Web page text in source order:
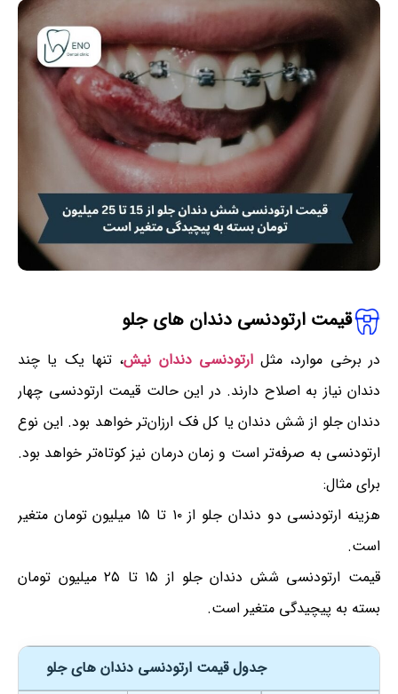
قیمت ارتودنسی دندان های جلو
در برخی موارد، مثلارتودنسی دندان نیش، تنها یک یا چند
دندان نیاز به اصلاح دارند. در این حالت قیمت ارتودنسی چهار
دندان جلو از شش دندان یا کل فک ارزان‌تر خواهد بود. این نوع
ارتودنسی به صرفه‌تر است و زمان درمان نیز کوتاه‌تر خواهد بود.
برای مثال:
هزینه ارتودنسی دو دندان جلو از ۱۰ تا ۱۵ میلیون تومان متغیر
است.
قیمت ارتودنسی شش دندان جلو از ۱۵ تا ۲۵ میلیون تومان
بسته به پیچیدگی متغیر است.
جدول قیمت ارتودنسی دندان های جلو